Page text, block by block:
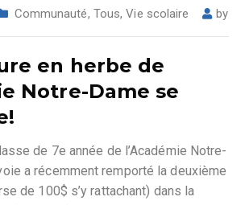
Communauté, Tous,Vie scolaire by
en herbe de
Notre-Dame se
de 7e année de l’Académie Notre-
a récemment remporté la deuxième
de 100$ s’y rattachant) dans la